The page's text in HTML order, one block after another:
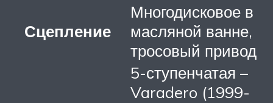
Сцепление
Многодисковое в
масляной ванне,
тросовый привод
5-ступенчатая –
Varadero (1999-